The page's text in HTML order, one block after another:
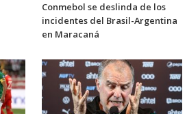
Conmebol se deslinda de los
incidentes del Brasil-Argentina
en Maracaná